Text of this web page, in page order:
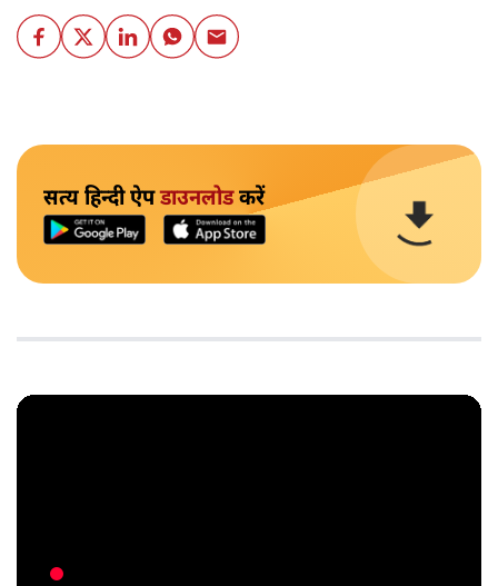
सत्य हिन्दी ऐपडाउनलोडकरें